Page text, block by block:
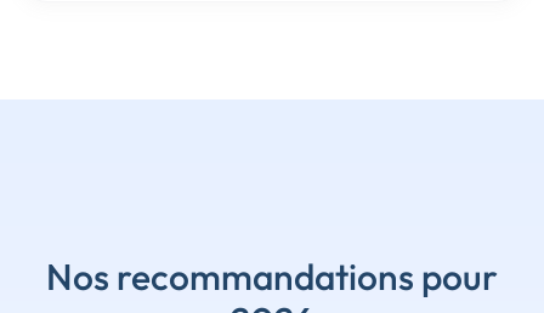
Nos recommandations pour